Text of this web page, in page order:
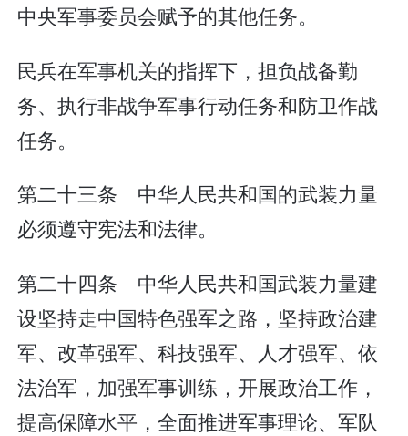
中央军事委员会赋予的其他任务。
民兵在军事机关的指挥下，担负战备勤
务、执行非战争军事行动任务和防卫作战
任务。
第二十三条 中华人民共和国的武装力量
必须遵守宪法和法律。
第二十四条 中华人民共和国武装力量建
设坚持走中国特色强军之路，坚持政治建
军、改革强军、科技强军、人才强军、依
法治军，加强军事训练，开展政治工作，
提高保障水平，全面推进军事理论、军队